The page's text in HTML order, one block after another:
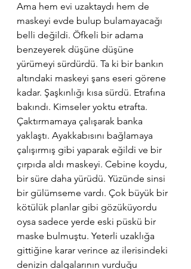
Ama hem evi uzaktaydı hem de
maskeyi evde bulup bulamayacağı
belli değildi. Öfkeli bir adama
benzeyerek düşüne düşüne
yürümeyi sürdürdü. Ta ki bir bankın
altındaki maskeyi şans eseri görene
kadar. Şaşkınlığı kısa sürdü. Etrafına
bakındı. Kimseler yoktu etrafta.
Çaktırmamaya çalışarak banka
yaklaştı. Ayakkabısını bağlamaya
çalışırmış gibi yaparak eğildi ve bir
çırpıda aldı maskeyi. Cebine koydu,
bir süre daha yürüdü. Yüzünde sinsi
bir gülümseme vardı. Çok büyük bir
kötülük planlar gibi gözüküyordu
oysa sadece yerde eski püskü bir
maske bulmuştu. Yeterli uzaklığa
gittiğine karar verince az ilerisindeki
denizin dalgalarının vurduğu